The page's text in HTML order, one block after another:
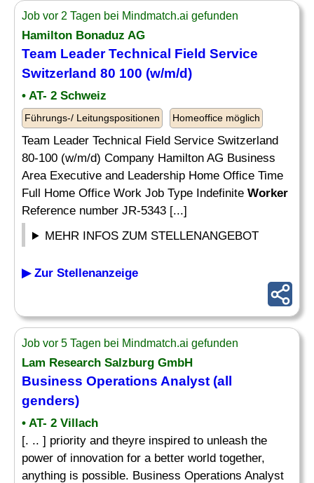
Job vor 2 Tagen bei Mindmatch.ai gefunden
Hamilton Bonaduz AG
Team Leader Technical Field Service
Switzerland 80 100 (w/m/d)
• AT- 2 Schweiz
Führungs-/ Leitungspositionen Homeoffice möglich
Team Leader Technical Field Service Switzerland
80-100 (w/m/d) Company Hamilton AG Business
Area Executive and Leadership Home Office Time
Full Home Office Work Job Type Indefinite Worker
Reference number JR-5343 [...]
MEHR INFOS ZUM STELLENANGEBOT
▶ Zur Stellenanzeige
Job vor 5 Tagen bei Mindmatch.ai gefunden
Lam Research Salzburg GmbH
Business Operations Analyst (all
genders)
• AT- 2 Villach
[. .. ] priority and theyre inspired to unleash the
power of innovation for a better world together,
anything is possible. Business Operations Analyst